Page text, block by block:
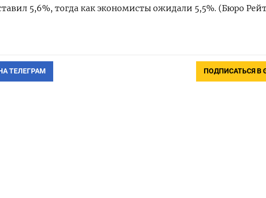
5,6%, тогда как экономисты ожидали 5,5%. (Бюро
ТЕЛЕГРАМ ПОДПИСАТЬСЯ В